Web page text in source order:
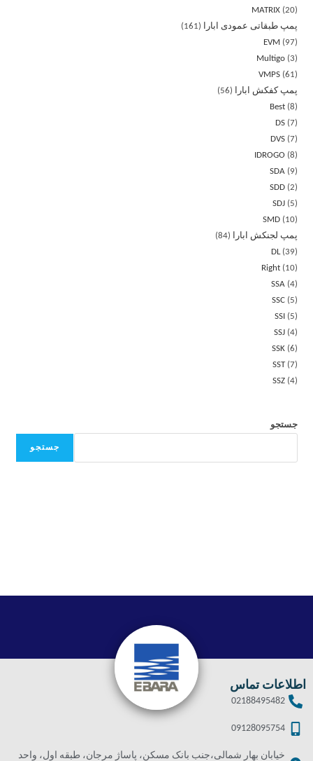
MATRIX 20
پمپ طبقاتی عمودی ابارا
161
EVM
97
Multigo 3
VMPS 61
پمپ کفکش ابارا
56
Best 8
DS 7
DVS 7
IDROGO
8
SDA
9
SDD 2
SDJ
5
SMD
10
پمپ لجنکش ابارا
84
DL 39
Right
10
SSA 4
SSC
5
SSI
5
SSJ 4
SSK 6
SST 7
SSZ 4
جستجو
جستجو
اطلاعات تماس
02188495482
09128095754
خیابان بهار شمالی،جنب بانک مسکن، پاساژ مرجان، طبقه اول، واحد